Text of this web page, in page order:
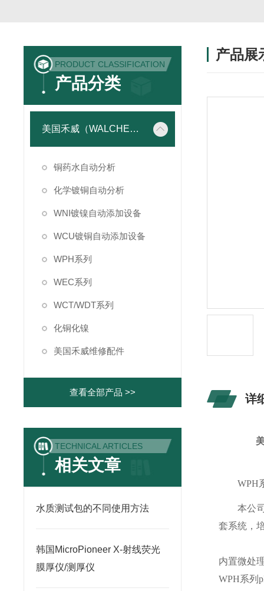
PRODUCT CLASSIFICATION
产品分类
美国禾威（WALCHEM）自动添加控制器
铜药水自动分析
化学镀铜自动分析
WNI镀镍自动添加设备
WCU镀铜自动添加设备
WPH系列
WEC系列
WCT/WDT系列
化铜化镍
美国禾威维修配件
查看全部产品 >>
TECHNICAL ARTICLES
相关文章
水质测试包的不同使用方法
韩国MicroPioneer X-射线荧光
膜厚仪/测厚仪
产品展
详
WPH
本公
套系统，
内置微处
WPH系列